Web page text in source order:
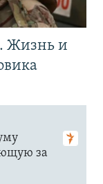
Жизнь и